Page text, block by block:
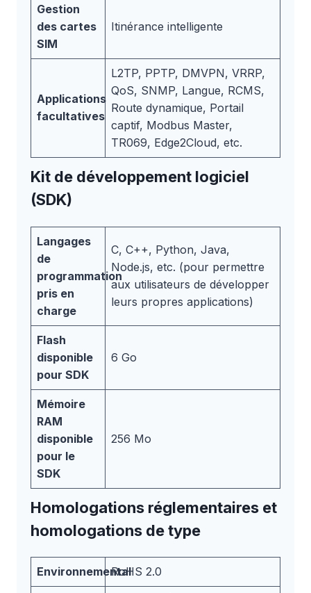
Gestion
des cartes
SIM
Itinérance intelligente
Applications
facultatives
L2TP, PPTP, DMVPN, VRRP,
QoS, SNMP, Langue, RCMS,
Route dynamique, Portail
captif, Modbus Master,
TR069, Edge2Cloud, etc.
Kit de développement logiciel
(SDK)
Langages
de
programmation
pris en
charge
C, C++, Python, Java,
Node.js, etc. (pour permettre
aux utilisateurs de développer
leurs propres applications)
Flash
disponible
pour SDK
6 Go
Mémoire
RAM
disponible
pour le
SDK
256 Mo
Homologations réglementaires et
homologations de type
EnvironnementalRoHS 2.0